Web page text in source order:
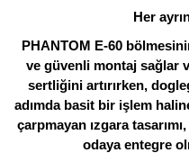
Her
PHANTOM E-60
ve güvenli montaj sağlar
sertliğini artırırken,
adımda basit bir işlem
çarpmayan ızgara
odaya entegre